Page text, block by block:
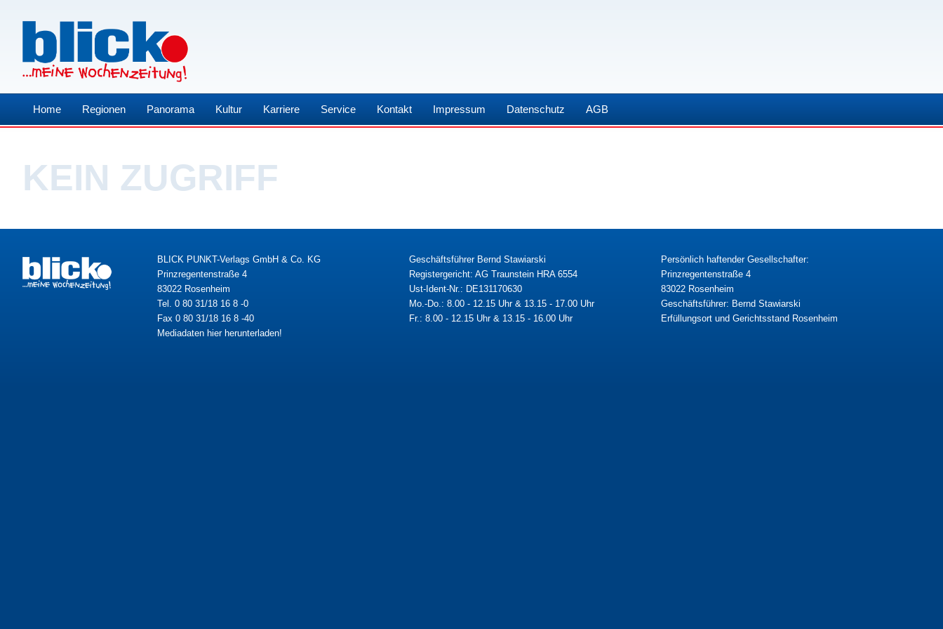
Home Regionen Panorama Kultur Karriere Service Kontakt Impressum Datenschutz AGB
KEIN ZUGRIFF
BLICK PUNKT-Verlags GmbH & Co. KG
Prinzregentenstraße 4
83022 Rosenheim
Tel. 0 80 31/18 16 8 -0
Fax 0 80 31/18 16 8 -40
Mediadaten hier herunterladen!
Geschäftsführer Bernd Stawiarski
Registergericht: AG Traunstein HRA 6554
Ust-Ident-Nr.: DE131170630
Mo.-Do.: 8.00 - 12.15 Uhr & 13.15 - 17.00 Uhr
Fr.: 8.00 - 12.15 Uhr & 13.15 - 16.00 Uhr
Persönlich haftender Gesellschafter:
Prinzregentenstraße 4
83022 Rosenheim
Geschäftsführer: Bernd Stawiarski
Erfüllungsort und Gerichtsstand Rosenheim